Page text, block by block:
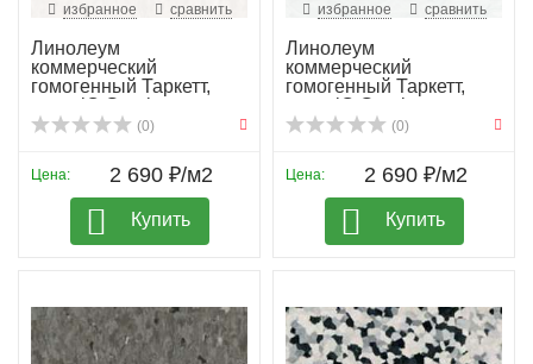
избранное сравнить
Линолеум
коммерческий
гомогенный Таркетт,
колл. iQ Granit...
(0)
Цена: 2 690 ₽/м2
Купить
избранное сравнить
Линолеум
коммерческий
гомогенный Таркетт,
колл. iQ Granit...
(0)
Цена: 2 690 ₽/м2
Купить